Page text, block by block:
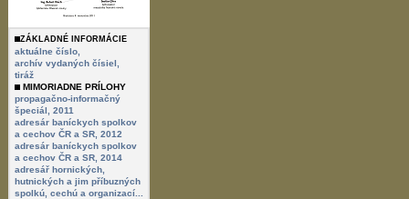
ZÁKLADNÉ INFORMÁCIE
aktuálne číslo,
archív vydaných čísiel,
tiráž
MIMORIADNE PRÍLOHY
propagačno-informačný
špeciál, 2011
adresár baníckych spolkov
a cechov ČR a SR, 2012
adresár baníckych spolkov
a cechov ČR a SR, 2014
adresář hornických,
hutnických a jim příbuzných
spolkú, cechú a organizací...